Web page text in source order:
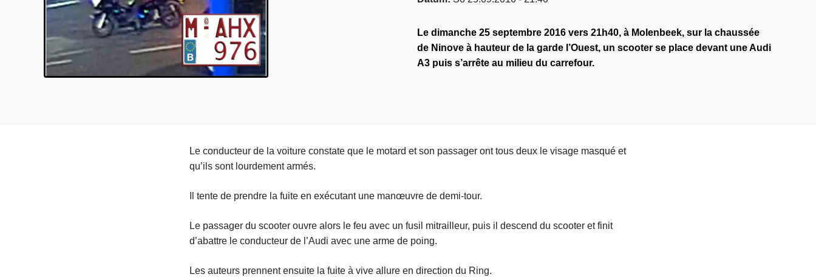
e
Le dimanche 25 septembre 2016 vers 21h40, à Molenbeek, sur la chaussée
de Ninove à hauteur de la garde l’Ouest, un scooter se place devant une Audi
A3 puis s’arrête au milieu du carrefour.
Le conducteur de la voiture constate que le motard et son passager ont tous deux le visage masqué et
qu’ils sont lourdement armés.
Il tente de prendre la fuite en exécutant une manœuvre de demi-tour.
Le passager du scooter ouvre alors le feu avec un fusil mitrailleur, puis il descend du scooter et finit
d’abattre le conducteur de l’Audi avec une arme de poing.
Les auteurs prennent ensuite la fuite à vive allure en direction du Ring.